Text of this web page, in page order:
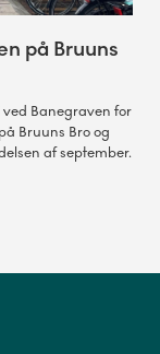
på Bruuns
Banegraven for
Bruuns Bro og
af september.